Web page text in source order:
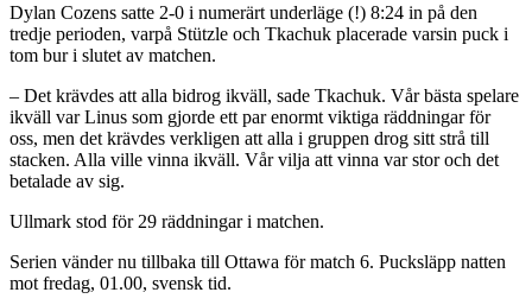
Dylan Cozens satte 2-0 i numerärt underläge (!) 8:24 in på den
tredje perioden, varpå Stützle och Tkachuk placerade varsin puck i
tom bur i slutet av matchen.
– Det krävdes att alla bidrog ikväll, sade Tkachuk. Vår bästa spelare
ikväll var Linus som gjorde ett par enormt viktiga räddningar för
oss, men det krävdes verkligen att alla i gruppen drog sitt strå till
stacken. Alla ville vinna ikväll. Vår vilja att vinna var stor och det
betalade av sig.
Ullmark stod för 29 räddningar i matchen.
Serien vänder nu tillbaka till Ottawa för match 6. Pucksläpp natten
mot fredag, 01.00, svensk tid.